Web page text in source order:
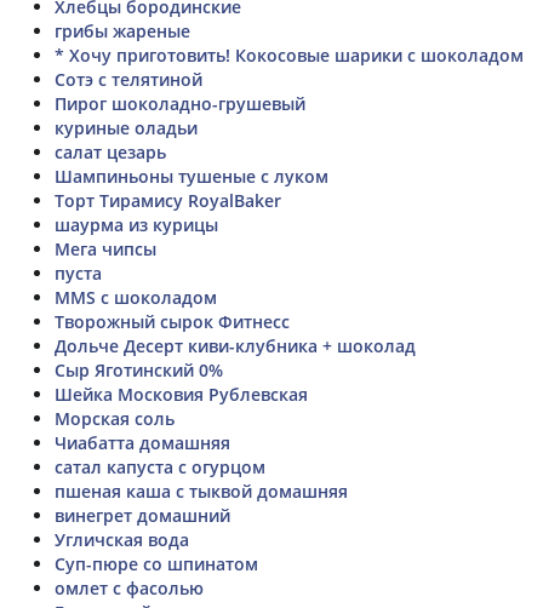
Хлебцы бородинские
грибы жареные
* Хочу приготовить! Кокосовые шарики с шоколадом
Сотэ с телятиной
Пирог шоколадно-грушевый
куриные оладьи
салат цезарь
Шампиньоны тушеные с луком
Торт Тирамису RoyalBaker
шаурма из курицы
Мега чипсы
пуста
MMS с шоколадом
Творожный сырок Фитнесс
Дольче Десерт киви-клубника + шоколад
Сыр Яготинский 0%
Шейка Московия Рублевская
Морская соль
Чиабатта домашняя
сатал капуста с огурцом
пшеная каша с тыквой домашняя
винегрет домашний
Угличская вода
Суп-пюре со шпинатом
омлет с фасолью